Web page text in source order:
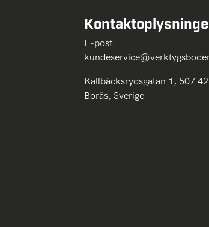
E-post:
Källbäcksrydsgatan 1, 507 42
Borås, Sverige